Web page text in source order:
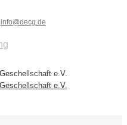
info@decg.de